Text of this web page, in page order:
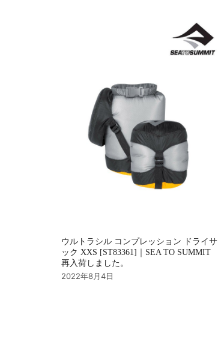
ウルトラシル コンプレッション ドライサ
ック XXS [ST83361]｜SEA TO SUMMIT
再入荷しました。
2022年8月4日